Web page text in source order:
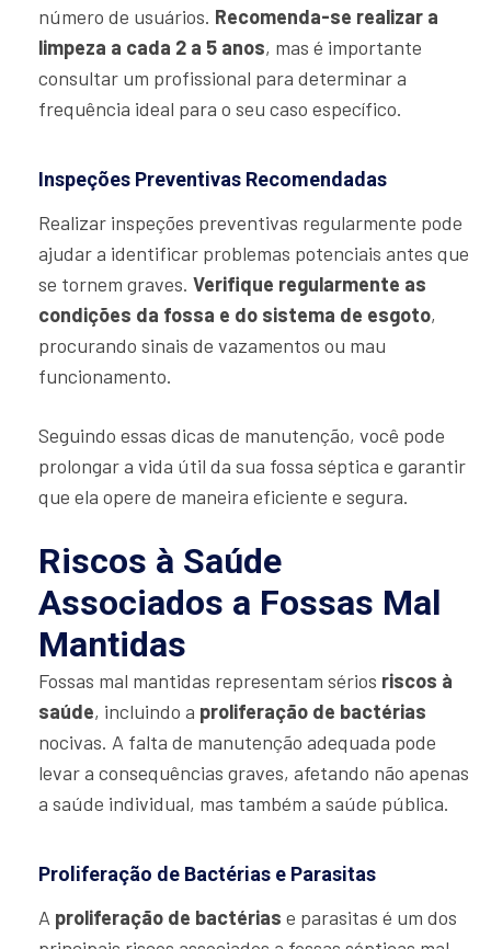
número de usuários. Recomenda-se realizar a
limpeza a cada 2 a 5 anos, mas é importante
consultar um profissional para determinar a
frequência ideal para o seu caso específico.
Inspeções Preventivas Recomendadas
Realizar inspeções preventivas regularmente pode
ajudar a identificar problemas potenciais antes que
se tornem graves. Verifique regularmente as
condições da fossa e do sistema de esgoto,
procurando sinais de vazamentos ou mau
funcionamento.
Seguindo essas dicas de manutenção, você pode
prolongar a vida útil da sua fossa séptica e garantir
que ela opere de maneira eficiente e segura.
Riscos à Saúde
Associados a Fossas Mal
Mantidas
Fossas mal mantidas representam sérios riscos à
saúde, incluindo a proliferação de bactérias
nocivas. A falta de manutenção adequada pode
levar a consequências graves, afetando não apenas
a saúde individual, mas também a saúde pública.
Proliferação de Bactérias e Parasitas
A proliferação de bactérias e parasitas é um dos